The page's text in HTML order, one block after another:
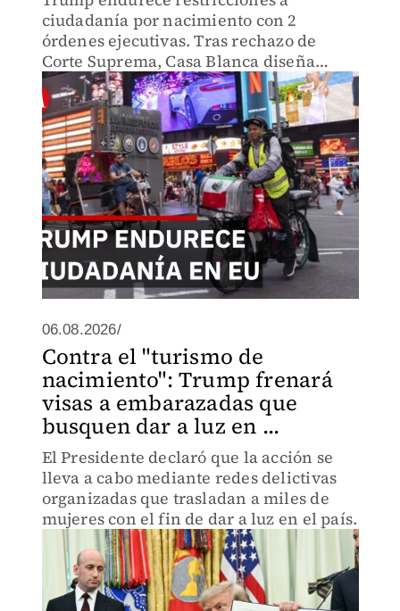
ciudadanía por nacimiento con 2
órdenes ejecutivas. Tras rechazo de
Corte Suprema, Casa Blanca diseña
nueva estrategia que enfrenta desafíos
legales. Impacto en familias mexicanas.
06.08.2026/
Contra el "turismo de
nacimiento": Trump frenará
visas a embarazadas que
busquen dar a luz en ...
El Presidente declaró que la acción se
lleva a cabo mediante redes delictivas
organizadas que trasladan a miles de
mujeres con el fin de dar a luz en el país.